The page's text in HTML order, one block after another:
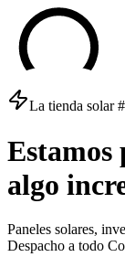
La tienda solar
Estamos
algo
Paneles solares,
Despacho a todo